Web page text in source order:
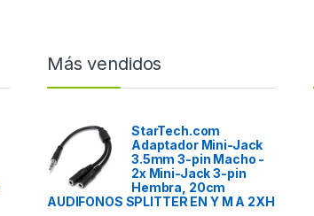
Más vendidos
StarTech.com
Adaptador Mini-Jack
3.5mm 3-pin Macho -
2x Mini-Jack 3-pin
Hembra, 20cm
AUDIFONOS SPLITTER EN Y M A 2XH